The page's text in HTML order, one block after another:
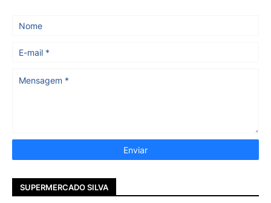
SUPERMERCADO SILVA